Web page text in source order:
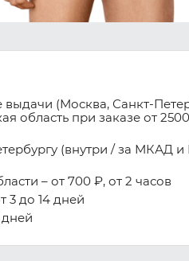
(Москва, Санкт-
область при заказе от
(внутри / за МКАД
– от 700 ₽, от 2 часов
3 до 14 дней